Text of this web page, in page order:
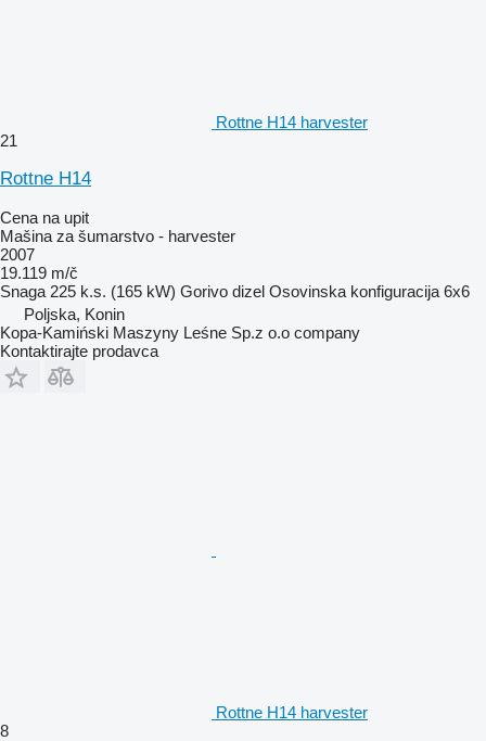
Rottne H14 harvester
21
Rottne H14
Cena na upit
Mašina za šumarstvo - harvester
2007
19.119 m/č
Snaga 225 k.s. (165 kW) Gorivo dizel Osovinska konfiguracija 6x6
Poljska, Konin
Kopa-Kamiński Maszyny Leśne Sp.z o.o company
Kontaktirajte prodavca
Rottne H14 harvester
8